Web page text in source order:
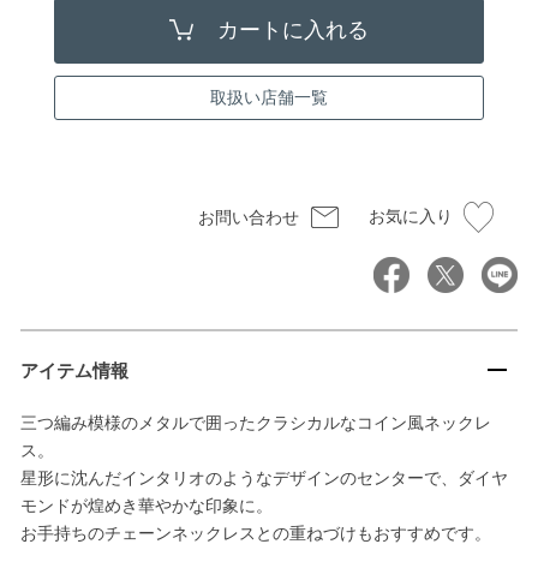
取扱い店舗一覧
お問い合わせ お気に入り
アイテム情報
三つ編み模様のメタルで囲ったクラシカルなコイン風ネックレ
ス。
星形に沈んだインタリオのようなデザインのセンターで、ダイヤ
モンドが煌めき華やかな印象に。
お手持ちのチェーンネックレスとの重ねづけもおすすめです。